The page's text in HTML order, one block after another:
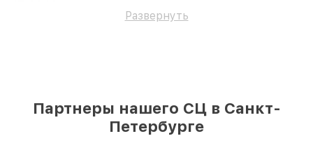
Развернуть
Партнеры нашего СЦ в Санкт-
Петербурге